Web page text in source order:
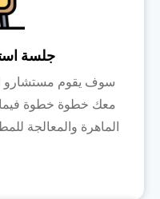
جلسة
سوف يقوم مستشارو
معك خطوة خطوة
الماهرة والمعالجة